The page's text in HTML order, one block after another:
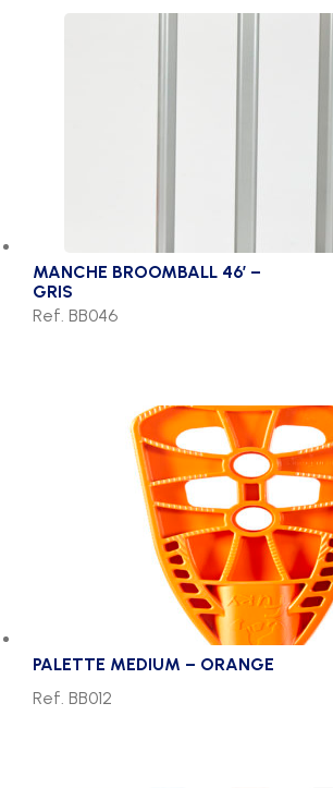
MANCHE BROOMBALL 46′ –
GRIS
Ref. BB046
PALETTE MEDIUM – ORANGE
Ref. BB012